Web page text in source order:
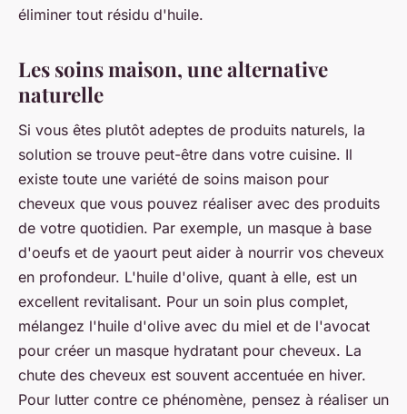
éliminer tout résidu d'huile.
Les soins maison, une alternative
naturelle
Si vous êtes plutôt adeptes de produits naturels, la
solution se trouve peut-être dans votre cuisine. Il
existe toute une variété de soins maison pour
cheveux que vous pouvez réaliser avec des produits
de votre quotidien. Par exemple, un masque à base
d'oeufs et de yaourt peut aider à nourrir vos cheveux
en profondeur. L'huile d'olive, quant à elle, est un
excellent revitalisant. Pour un soin plus complet,
mélangez l'huile d'olive avec du miel et de l'avocat
pour créer un masque hydratant pour cheveux. La
chute des cheveux est souvent accentuée en hiver.
Pour lutter contre ce phénomène, pensez à réaliser un